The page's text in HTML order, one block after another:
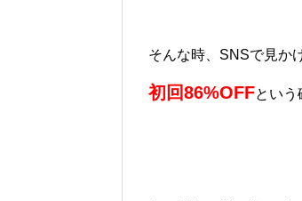
そんな時、SNSで見か
初回86%OFFとい